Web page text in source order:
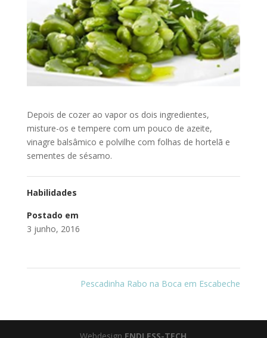
Depois de cozer ao vapor os dois ingredientes,
misture-os e tempere com um pouco de azeite,
vinagre balsâmico e polvilhe com folhas de hortelã e
sementes de sésamo.
Habilidades
Postado em
3 junho, 2016
Pescadinha Rabo na Boca em Escabeche